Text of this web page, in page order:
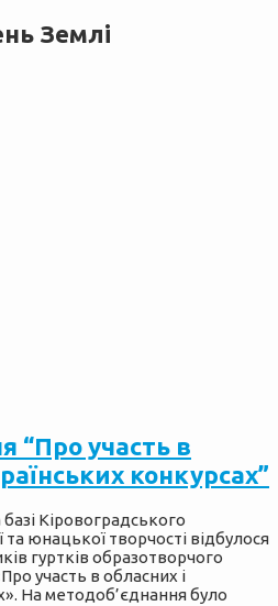
Землі
“Про участь в
конкурсах”
Кіровоградського
юнацької творчості відбулося
гуртків образотворчого
участь в обласних і
На методоб’єднання було